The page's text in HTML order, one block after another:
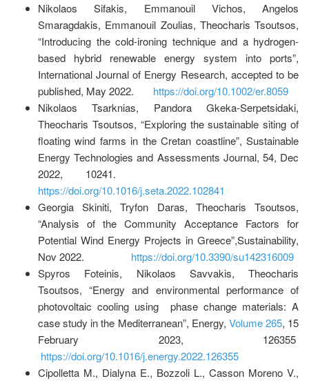
Nikolaos Sifakis, Emmanouil Vichos, Angelos
Smaragdakis, Emmanouil Zoulias, Theocharis Tsoutsos,
“Introducing the cold-ironing technique and a hydrogen-
based hybrid renewable energy system into ports”,
International Journal of Energy Research, accepted to be
published, May 2022. https://doi.org/10.1002/er.8059
Nikolaos Tsarknias, Pandora Gkeka-Serpetsidaki,
Theocharis Tsoutsos, “Exploring the sustainable siting of
floating wind farms in the Cretan coastline”, Sustainable
Energy Technologies and Assessments Journal, 54, Dec
2022, 10241.
https://doi.org/10.1016/j.seta.2022.102841
Georgia Skiniti, Tryfon Daras, Theocharis Tsoutsos,
“Analysis of the Community Acceptance Factors for
Potential Wind Energy Projects in Greece”,Sustainability,
Nov 2022. https://doi.org/10.3390/su142316009
Spyros Foteinis, Nikolaos Savvakis, Theocharis
Tsoutsos, “Energy and environmental performance of
photovoltaic cooling using phase change materials: A
case study in the Mediterranean”, Energy, Volume 265, 15
February 2023, 126355
https://doi.org/10.1016/j.energy.2022.126355
Cipolletta M., Dialyna E., Bozzoli L., Casson Moreno V.,